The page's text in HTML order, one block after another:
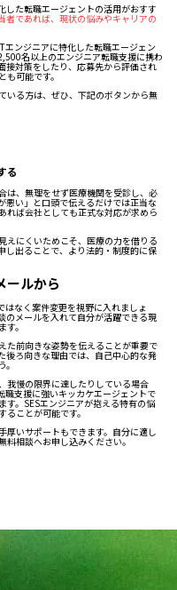
した転職エージェントの活用がおすす
者であれば、現状の悩みやキャリアの
ンジニアに特化した転職エージェン
名以上のエンジニア転職支援に携わ
接対策をしたり、応募先から評価され
可能です。
いる方は、ぜひ、下記のボタンから無
る
は、無理をせず医療機関を受診し、必
悪い」と口頭で伝えるだけでは正当な
れば会社としても正式な対応が求めら
えにくいためこそ、医療の力を借りる
し出ることで、より法的・制度的に保
ールから
はなく案件変更を視野に入れましょ
のメールを入れて自分が活躍できる現
。
た前向きな姿勢を伝えることが重要で
後ろ向きな理由では、自己中心的な発
。
我慢の限界に達したりしている場合
職支援に強いキッカケエージェントで
す。SESエンジニアが抱える特有の悩
ことが可能です。
厚いサポートもできます。自分に適し
料相談へお申し込みください。